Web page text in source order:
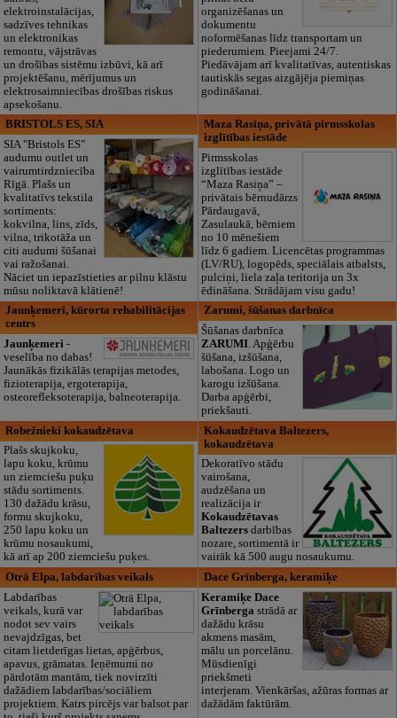
elektroinstalācijas,
sadzīves tehnikas
un elektronikas
remontu, vājstrāvas
un drošības sistēmu izbūvi, kā arī
projektēšanu, mērījumus un
elektrosaimniecības drošības riskus
apsekošanu.
organizēšanas un
dokumentu
noformēšanas līdz transportam un
piederumiem. Pieejami 24/7.
Piedāvājam arī kvalitatīvas, autentiskas
tautiskās segas aizgājēja piemiņas
godināšanai.
BRISTOLS ES, SIA
SIA "Bristols ES"
audumu outlet un
vairumtirdzniecība
Rīgā. Plašs un
kvalitatīvs tekstila
sortiments:
kokvilna, lins, zīds,
vilna, trikotāža un
citi audumi šūšanai
vai ražošanai.
Nāciet un iepazīstieties ar pilnu klāstu
mūsu noliktavā klātienē!
Maza Rasiņa, privātā pirmsskolas
izglītības iestāde
Pirmsskolas
izglītības iestāde
“Maza Rasiņa” –
privātais bērnudārzs
Pārdaugavā,
Zasulaukā, bērniem
no 10 mēnešiem
līdz 6 gadiem. Licencētas programmas
(LV/RU), logopēds, speciālais atbalsts,
pulciņi, liela zaļa teritorija un 3x
ēdināšana. Strādājam visu gadu!
Jaunķemeri, kūrorta rehabilitācijas
centrs
Jaunķemeri-
veselība no dabas!
Jaunākās fizikālās terapijas metodes,
fizioterapija, ergoterapija,
osteorefleksoterapija, balneoterapija.
Zarumi, šūšanas darbnīca
Šūšanas darbnīca
ZARUMI. Apģērbu
šūšana, izšūšana,
labošana. Logo un
karogu izšūšana.
Darba apģērbi,
priekšauti.
Robežnieki kokaudzētava
Plašs skujkoku,
lapu koku, krūmu
un ziemciešu puķu
stādu sortiments.
130 dažādu krāsu,
formu skujkoku,
250 lapu koku un
krūmu nosaukumi,
kā arī ap 200 ziemciešu puķes.
Kokaudzētava Baltezers,
kokaudzētava
Dekoratīvo stādu
vairošana,
audzēšana un
realizācija ir
Kokaudzētavas
Baltezers darbības
nozare, sortimentā ir
vairāk kā 500 augu nosaukumu.
Otrā Elpa, labdarības veikals
Labdarības
veikals, kurā var
nodot sev vairs
nevajdzīgas, bet
citam lietderīgas lietas, apģērbus,
apavus, grāmatas. Ieņēmumi no
pārdotām mantām, tiek novirzīti
dažādiem labdarības/sociāliem
projektiem. Katrs pircējs var balsot par
Dace Grīnberga, keramiķe
Keramiķe Dace
Grīnberga strādā ar
dažādu krāsu
akmens masām,
mālu un porcelānu.
Mūsdienīgi
priekšmeti
interjeram. Vienkāršas, ažūras formas ar
dažādām faktūrām.